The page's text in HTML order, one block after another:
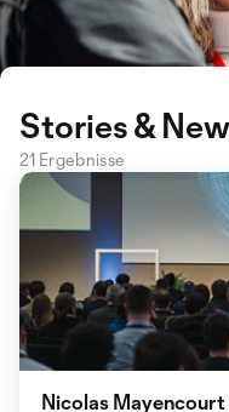
Stories &
21 Ergebnisse
Nicolas